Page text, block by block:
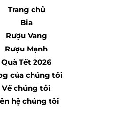
Trang chủ
Bia
Rượu Vang
Rượu Mạnh
Quà Tết 2026
của chúng tôi
Về chúng tôi
hệ chúng tôi